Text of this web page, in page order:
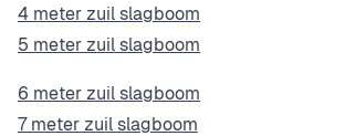
4 meter zuil slagboom
5 meter zuil slagboom
6 meter zuil slagboom
7 meter zuil slagboom